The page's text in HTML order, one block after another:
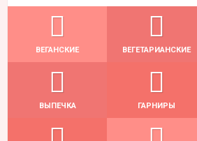
ВЕГАНСКИЕ ВЕГЕТАРИАНСКИЕ
ВЫПЕЧКА ГАРНИРЫ